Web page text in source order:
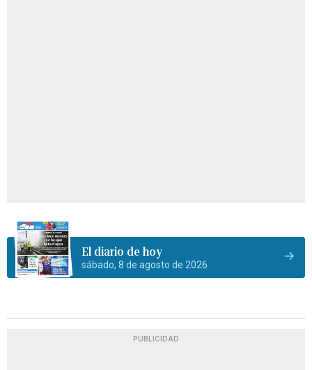
El diario de hoy
sábado, 8 de agosto de 2026
PUBLICIDAD